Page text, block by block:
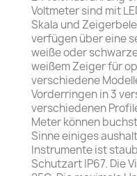
Voltmeter sind mit
Skala und
verfügen über eine
weiße oder
weißem Zeiger für
verschiedene
Vorderringen in 3
verschiedenen
Meter können
Sinne einiges
Instrumente ist
Schutzart IP67. Die